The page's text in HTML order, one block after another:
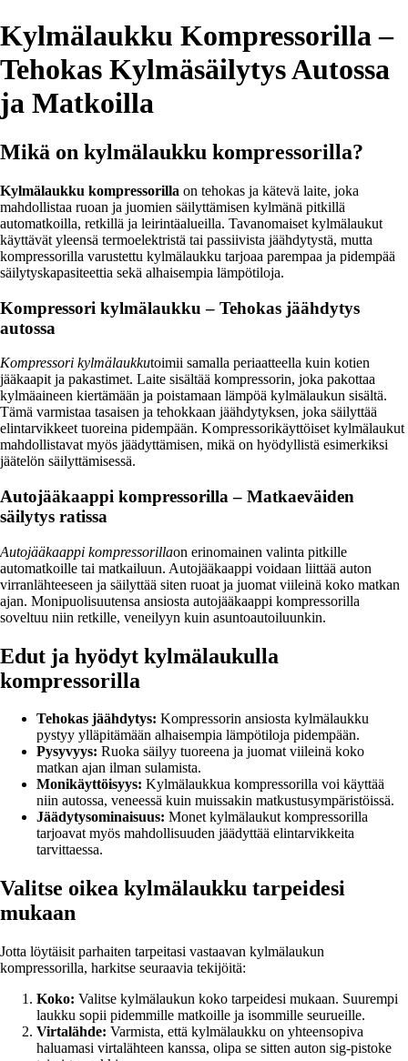
Kylmälaukku Kompressorilla –
Tehokas Kylmäsäilytys Autossa
ja Matkoilla
Mikä on kylmälaukku kompressorilla?
Kylmälaukku kompressorilla on tehokas ja kätevä laite, joka
mahdollistaa ruoan ja juomien säilyttämisen kylmänä pitkillä
automatkoilla, retkillä ja leirintäalueilla. Tavanomaiset kylmälaukut
käyttävät yleensä termoelektristä tai passiivista jäähdytystä, mutta
kompressorilla varustettu kylmälaukku tarjoaa parempaa ja pidempää
säilytyskapasiteettia sekä alhaisempia lämpötiloja.
Kompressori kylmälaukku – Tehokas jäähdytys
autossa
Kompressori kylmälaukkutoimii samalla periaatteella kuin kotien
jääkaapit ja pakastimet. Laite sisältää kompressorin, joka pakottaa
kylmäaineen kiertämään ja poistamaan lämpöä kylmälaukun sisältä.
Tämä varmistaa tasaisen ja tehokkaan jäähdytyksen, joka säilyttää
elintarvikkeet tuoreina pidempään. Kompressorikäyttöiset kylmälaukut
mahdollistavat myös jäädyttämisen, mikä on hyödyllistä esimerkiksi
jäätelön säilyttämisessä.
Autojääkaappi kompressorilla – Matkaeväiden
säilytys ratissa
Autojääkaappi kompressorillaon erinomainen valinta pitkille
automatkoille tai matkailuun. Autojääkaappi voidaan liittää auton
virranlähteeseen ja säilyttää siten ruoat ja juomat viileinä koko matkan
ajan. Monipuolisuutensa ansiosta autojääkaappi kompressorilla
soveltuu niin retkille, veneilyyn kuin asuntoautoiluunkin.
Edut ja hyödyt kylmälaukulla
kompressorilla
Tehokas jäähdytys: Kompressorin ansiosta kylmälaukku
pystyy ylläpitämään alhaisempia lämpötiloja pidempään.
Pysyvyys: Ruoka säilyy tuoreena ja juomat viileinä koko
matkan ajan ilman sulamista.
Monikäyttöisyys: Kylmälaukkua kompressorilla voi käyttää
niin autossa, veneessä kuin muissakin matkustusympäristöissä.
Jäädytysominaisuus: Monet kylmälaukut kompressorilla
tarjoavat myös mahdollisuuden jäädyttää elintarvikkeita
tarvittaessa.
Valitse oikea kylmälaukku tarpeidesi
mukaan
Jotta löytäisit parhaiten tarpeitasi vastaavan kylmälaukun
kompressorilla, harkitse seuraavia tekijöitä:
Koko: Valitse kylmälaukun koko tarpeidesi mukaan. Suurempi
laukku sopii pidemmille matkoille ja isommille seurueille.
Virtalähde: Varmista, että kylmälaukku on yhteensopiva
haluamasi virtalähteen kanssa, olipa se sitten auton sig-pistoke